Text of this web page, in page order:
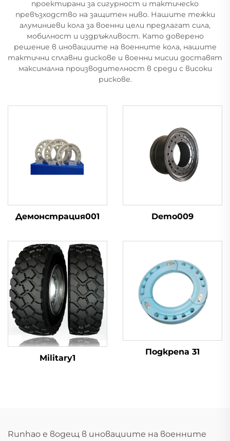
проектирани за сигурност и тактическо
превъзходство на защитен ниво. Нашите тежки
алуминиеви кола за военни цели предлагат сила,
мобилност и издръжливост. Като доверено
решение в иновациите на военните кола, нашите
тактични сплавни дискове и военни мисии доставят
максимална производителност в среди с високи
рискове.
Демонстрация001 Demo009
Military1
Подкрепа 31
Runhao е водещ в иновациите на военните